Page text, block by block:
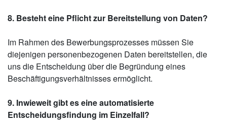
8. Besteht eine Pflicht zur Bereitstellung von Daten?
Im Rahmen des Bewerbungsprozesses müssen Sie
diejenigen personenbezogenen Daten bereitstellen, die
uns die Entscheidung über die Begründung eines
Beschäftigungsverhältnisses ermöglicht.
9. Inwieweit gibt es eine automatisierte
Entscheidungsfindung im Einzelfall?